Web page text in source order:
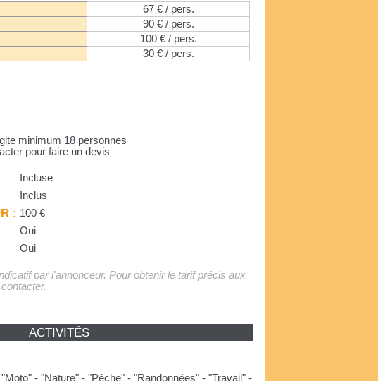
67 € / pers.
90 € / pers.
100 € / pers.
30 € / pers.
minimum 18 personnes
pour faire un devis
Incluse
Inclus
: 100 €
Oui
Oui
par l'annonceur. Pour obtenir le tarif précis aux
ACTIVITÉS
"Moto" -"Nature" -"Pêche" -"Randonnées" -"Travail" -